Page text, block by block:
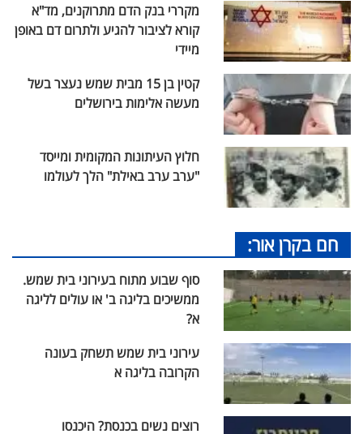
מקררי בנק הדם מתרוקנים, מד"א
קורא לציבור להגיע ולתרום דם באופן
מיידי
קטין בן 15 מבית שמש נעצר בשל
מעשה אלימות בירושלים
חלוץ העיתונות המקומית ומייסד
"ערב ערב באילת" הלך לעולמו
חם בקרן אור:
סוף שבוע מתוח בעירוני בית שמש.
ממשיכים בליגה ב' או עולים לליגה
א?
עירוני בית שמש תשחק בעונה
הקרובה בליגה א
רוצים נשים בכנסת? היכנסו